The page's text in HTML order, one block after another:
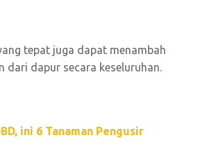
tepat juga dapat menambah
dari dapur secara keseluruhan.
ini 6 Tanaman Pengusir